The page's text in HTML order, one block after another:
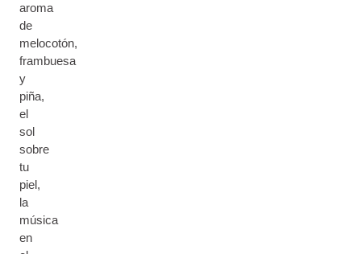
aroma
de
melocotón,
frambuesa
y
piña,
el
sol
sobre
tu
piel,
la
música
en